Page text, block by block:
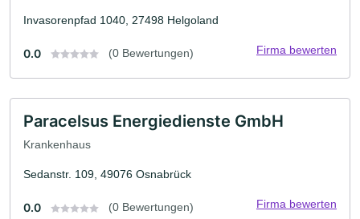
Invasorenpfad 1040, 27498 Helgoland
0.0 (0 Bewertungen) Firma bewerten
Paracelsus Energiedienste GmbH
Krankenhaus
Sedanstr. 109, 49076 Osnabrück
0.0 (0 Bewertungen) Firma bewerten